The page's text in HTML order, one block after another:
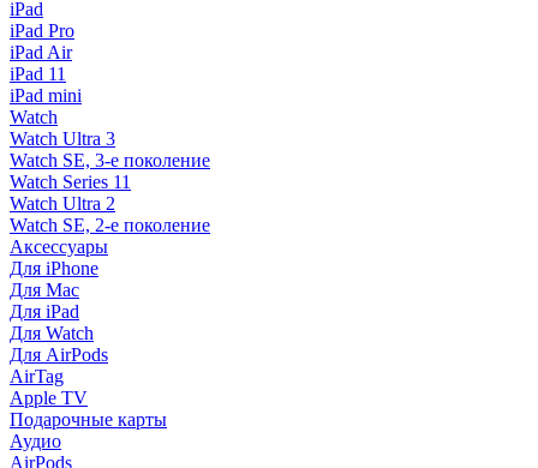
iPad
iPad Pro
iPad Air
iPad 11
iPad mini
Watch
Watch Ultra 3
Watch SE, 3-е поколение
Watch Series 11
Watch Ultra 2
Watch SE, 2-е поколение
Аксессуары
Для iPhone
Для Mac
Для iPad
Для Watch
Для AirPods
AirTag
Apple TV
Подарочные карты
Аудио
AirPods